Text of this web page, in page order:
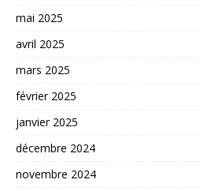
mai 2025
avril 2025
mars 2025
février 2025
janvier 2025
décembre 2024
novembre 2024